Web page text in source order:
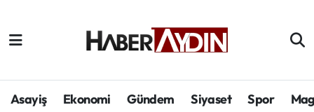
Asayiş Ekonomi Gündem Siyaset Spor
Afyonkarahisar
Aydın Hava Durumu